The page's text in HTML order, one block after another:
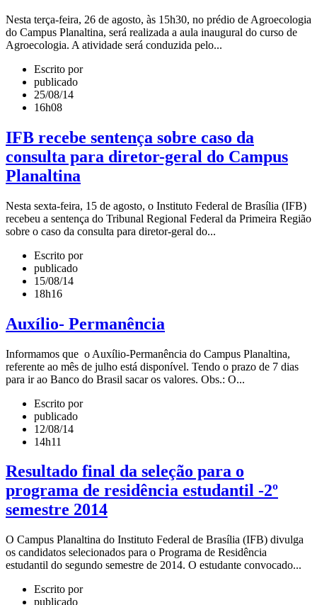
Nesta terça-feira, 26 de agosto, às 15h30, no prédio de Agroecologia
do Campus Planaltina, será realizada a aula inaugural do curso de
Agroecologia. A atividade será conduzida pelo...
Escrito por
publicado
25/08/14
16h08
IFB recebe sentença sobre caso da
consulta para diretor-geral do Campus
Planaltina
Nesta sexta-feira, 15 de agosto, o Instituto Federal de Brasília (IFB)
recebeu a sentença do Tribunal Regional Federal da Primeira Região
sobre o caso da consulta para diretor-geral do...
Escrito por
publicado
15/08/14
18h16
Auxílio- Permanência
Informamos que o Auxílio-Permanência do Campus Planaltina,
referente ao mês de julho está disponível. Tendo o prazo de 7 dias
para ir ao Banco do Brasil sacar os valores. Obs.: O...
Escrito por
publicado
12/08/14
14h11
Resultado final da seleção para o
programa de residência estudantil -2º
semestre 2014
O Campus Planaltina do Instituto Federal de Brasília (IFB) divulga
os candidatos selecionados para o Programa de Residência
estudantil do segundo semestre de 2014. O estudante convocado...
Escrito por
publicado